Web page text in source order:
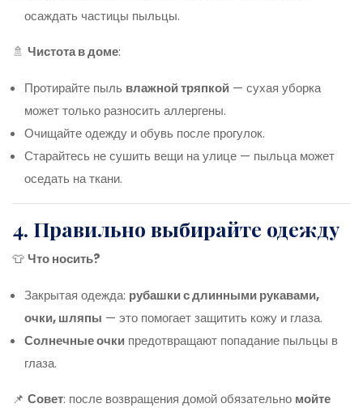
осаждать частицы пыльцы.
🚿 Чистота в доме:
Протирайте пыль влажной тряпкой — сухая уборка
может только разносить аллергены.
Очищайте одежду и обувь после прогулок.
Старайтесь не сушить вещи на улице — пыльца может
оседать на ткани.
4. Правильно выбирайте одежду
👕Что носить?
Закрытая одежда: рубашки с длинными рукавами,
очки, шляпы — это помогает защитить кожу и глаза.
Солнечные очки предотвращают попадание пыльцы в
глаза.
📌 Совет: после возвращения домой обязательно мойте